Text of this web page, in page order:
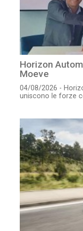
Horizon
Moeve
04/08/2026 -
uniscono le forze